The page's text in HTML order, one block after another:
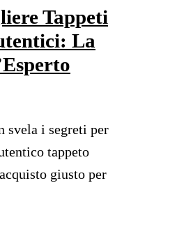
Tappeti
La
svela i segreti per
tappeto
giusto per